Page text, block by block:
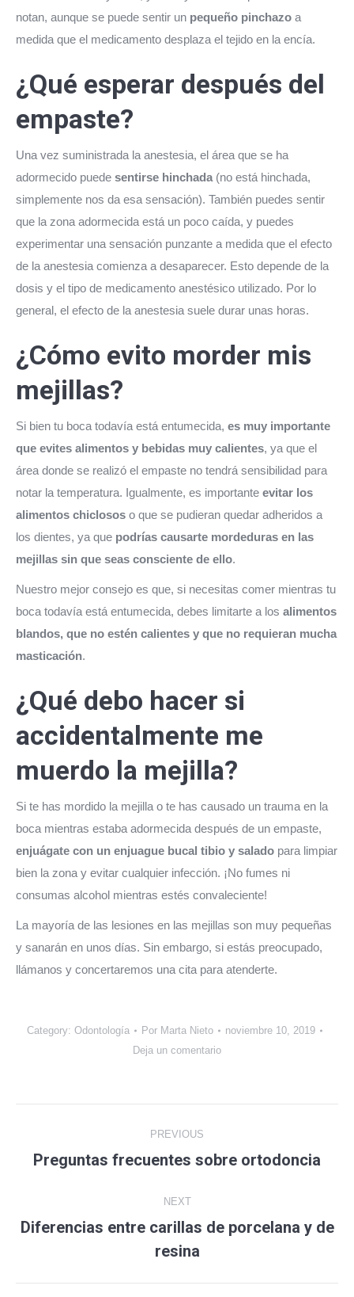
notan, aunque se puede sentir un pequeño pinchazo a
medida que el medicamento desplaza el tejido en la encía.
¿Qué esperar después del
empaste?
Una vez suministrada la anestesia, el área que se ha
adormecido puede sentirse hinchada (no está hinchada,
simplemente nos da esa sensación). También puedes sentir
que la zona adormecida está un poco caída, y puedes
experimentar una sensación punzante a medida que el efecto
de la anestesia comienza a desaparecer. Esto depende de la
dosis y el tipo de medicamento anestésico utilizado. Por lo
general, el efecto de la anestesia suele durar unas horas.
¿Cómo evito morder mis
mejillas?
Si bien tu boca todavía está entumecida, es muy importante
que evites alimentos y bebidas muy calientes, ya que el
área donde se realizó el empaste no tendrá sensibilidad para
notar la temperatura. Igualmente, es importante evitar los
alimentos chiclosos o que se pudieran quedar adheridos a
los dientes, ya que podrías causarte mordeduras en las
mejillas sin que seas consciente de ello.
Nuestro mejor consejo es que, si necesitas comer mientras tu
boca todavía está entumecida, debes limitarte a los alimentos
blandos, que no estén calientes y que no requieran mucha
masticación.
¿Qué debo hacer si
accidentalmente me
muerdo la mejilla?
Si te has mordido la mejilla o te has causado un trauma en la
boca mientras estaba adormecida después de un empaste,
enjuágate con un enjuague bucal tibio y salado para limpiar
bien la zona y evitar cualquier infección. ¡No fumes ni
consumas alcohol mientras estés convaleciente!
La mayoría de las lesiones en las mejillas son muy pequeñas
y sanarán en unos días. Sin embargo, si estás preocupado,
llámanos y concertaremos una cita para atenderte.
Category: Odontología Por Marta Nieto
noviembre 10, 2019
Deja un comentario
navigation
PREVIOUS
Previous
Preguntas frecuentes sobre ortodoncia
NEXT
Next
post:
Diferencias entre carillas de porcelana y de
resina